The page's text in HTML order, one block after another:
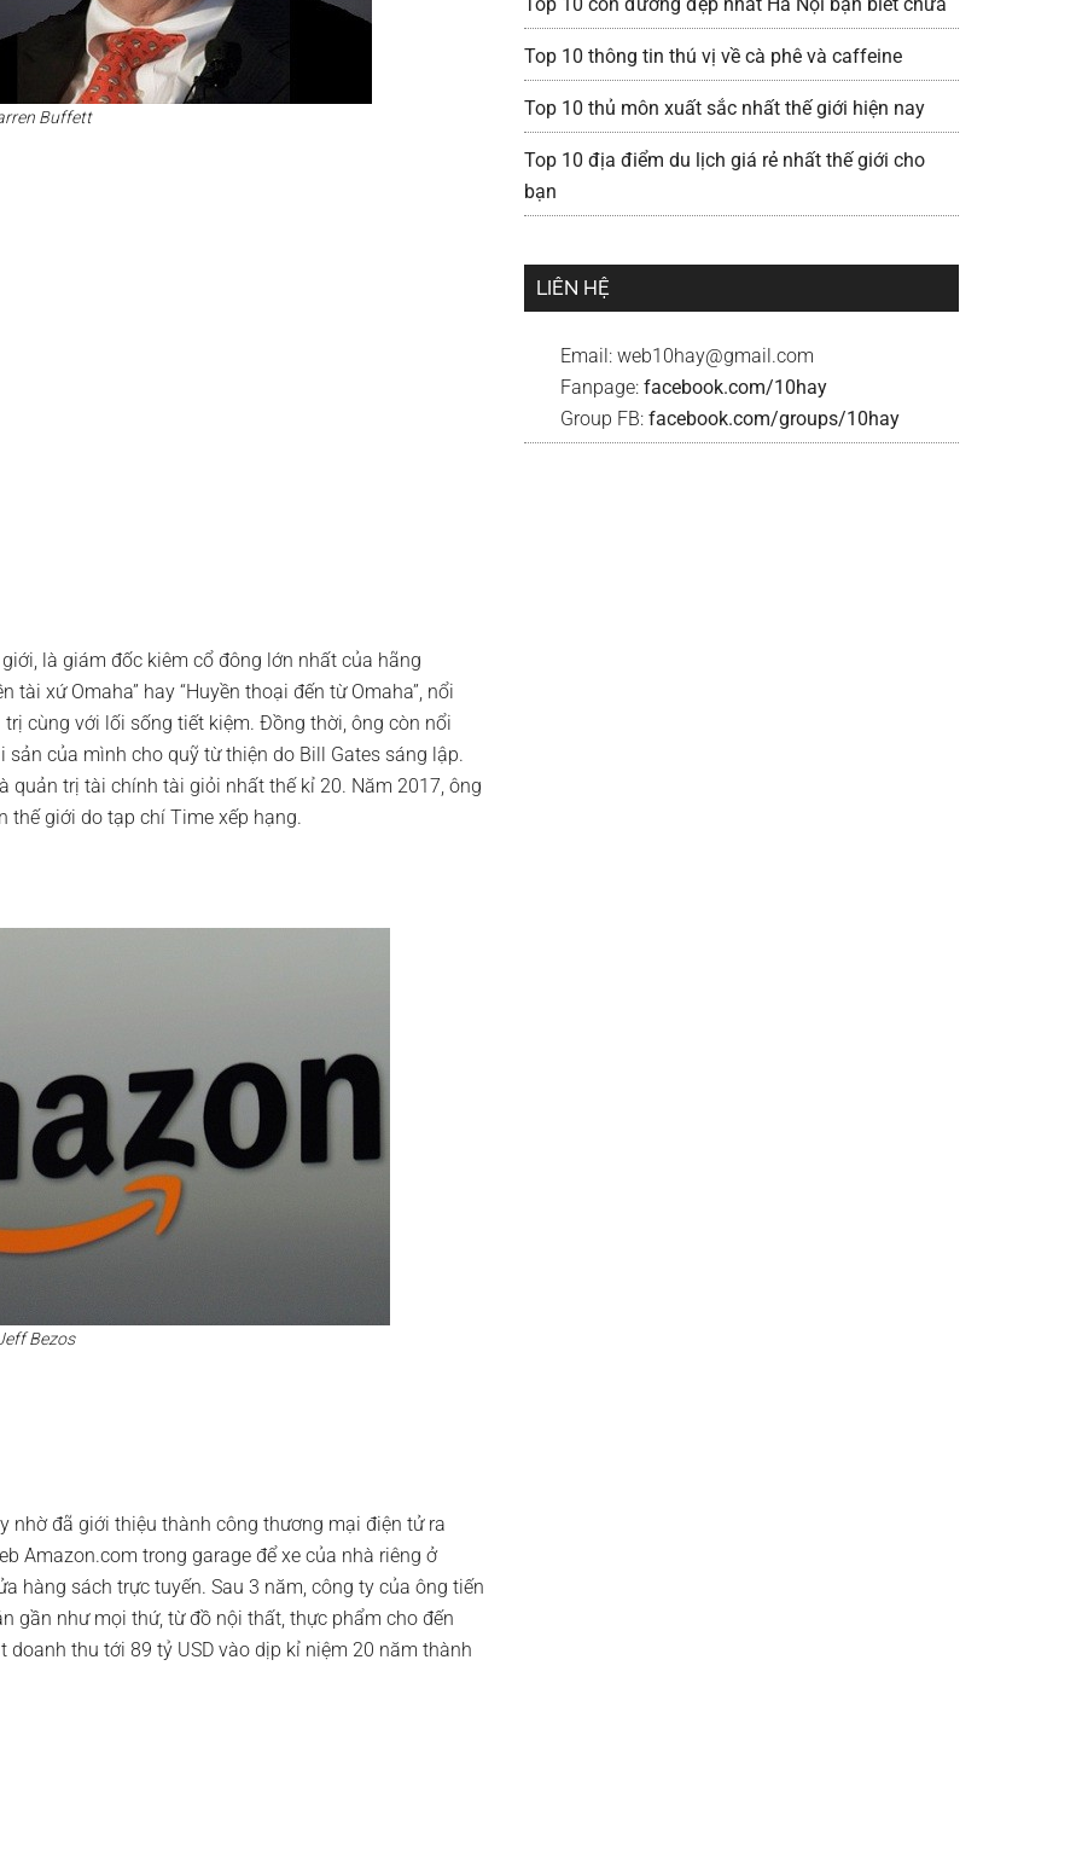
Buffett
là giám đốc kiêm cổ đông lớn nhất của hãng
tài xứ Omaha” hay “Huyền thoại đến từ Omaha”, nổi
cùng với lối sống tiết kiệm. Đồng thời, ông còn nổi
của mình cho quỹ từ thiện do Bill Gates sáng lập.
quản trị tài chính tài giỏi nhất thế kỉ 20. Năm 2017, ông
thế giới do tạp chí Time xếp hạng.
Bezos
nhờ đã giới thiệu thành công thương mại điện tử ra
Amazon.com trong garage để xe của nhà riêng ở
hàng sách trực tuyến. Sau 3 năm, công ty của ông tiến
gần như mọi thứ, từ đồ nội thất, thực phẩm cho đến
thu tới 89 tỷ USD vào dịp kỉ niệm 20 năm thành
Top 10 thông tin thú vị về cà phê và caffeine
Top 10 thủ môn xuất sắc nhất thế giới hiện nay
Top 10 địa điểm du lịch giá rẻ nhất thế giới cho
bạn
LIÊN HỆ
Email: web10hay@gmail.com
Fanpage: facebook.com/10hay
Group FB: facebook.com/groups/10hay